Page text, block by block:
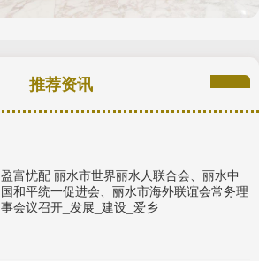
推荐资讯
盈富忧配 丽水市世界丽水人联合会、丽水中
国和平统一促进会、丽水市海外联谊会常务理
事会议召开_发展_建设_爱乡